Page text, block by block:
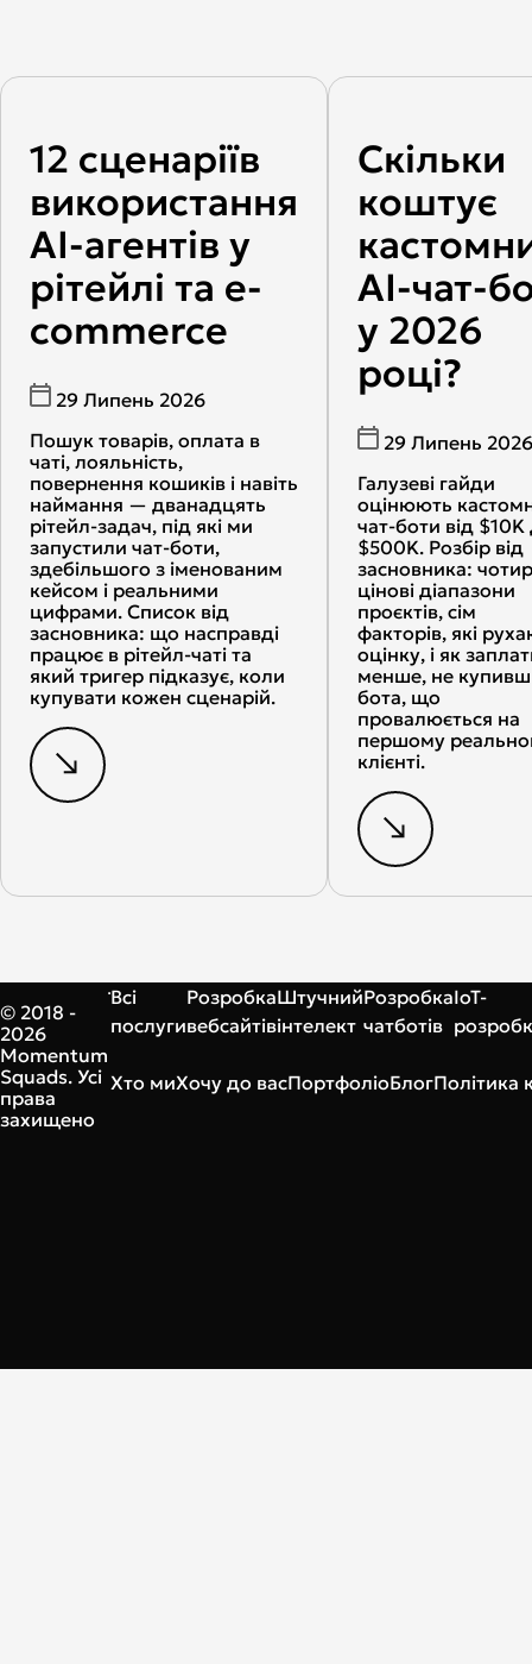
12 сценаріїв
використання
AI-агентів у
рітейлі та e-
commerce
29 Липень 2026
Пошук товарів, оплата в
чаті, лояльність,
повернення кошиків і навіть
наймання — дванадцять
рітейл-задач, під які ми
запустили чат-боти,
здебільшого з іменованим
кейсом і реальними
цифрами. Список від
засновника: що насправді
працює в рітейл-чаті та
який тригер підказує, коли
купувати кожен сценарій.
Скільки
коштує
AI-чат-
у 2026
році?
29 Липень 2026
Галузеві гайди
оцінюють
чат-боти від $10K
$500K. Розбір від
засновника:
цінові діапазони
проєктів, сім
факторів, які
оцінку, і як
менше, не
бота, що
провалюється на
першому
клієнті.
© 2018 -
2026
Momentum
Squads. Усі
права
захищено
Всі
послуги
Розробка
вебсайтів
Штучний
інтелект
Розробка
чатботів
IoT-
Хто миХочу до васПортфоліоБлогПолітика